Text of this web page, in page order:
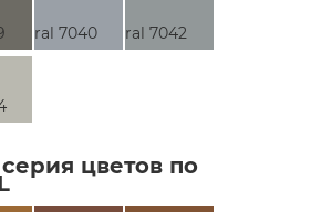
ral 7040 ral 7042
цветов по